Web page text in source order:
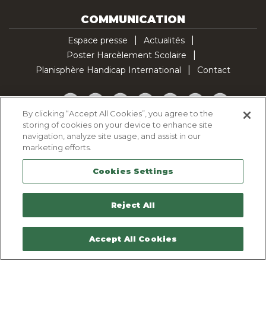
COMMUNICATION
Espace presse
Actualités
Poster Harcèlement Scolaire
Planisphère Handicap International
Contact
Facebook
TwitterYouTubePinterestInstagramLinkedInTikTok
Politique d'utilisation des cookies
Politique de confidentialité
Mentions légales
Plan du site
Contactez-nous
By clicking “Accept All Cookies”, you agree to the
storing of cookies on your device to enhance site
navigation, analyze site usage, and assist in our
marketing efforts.
Cookies Settings
Reject All
Accept All Cookies